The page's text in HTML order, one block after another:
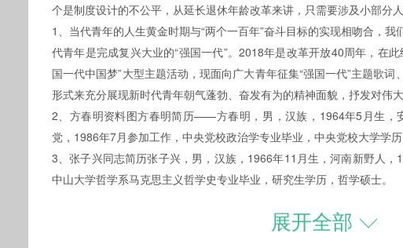
个是制度设计的不公平，从延长退休年龄改革来讲，只需要涉及小部分人
1、当代青年的人生黄金时期与“两个一百年”奋斗目标的实现相吻合，我
代青年是完成复兴大业的“强国一代”。2018年是改革开放40周年，在此
国一代中国梦”大型主题活动，现面向广大青年征集“强国一代”主题歌词、
形式来充分展现新时代青年朝气蓬勃、奋发有为的精神面貌，抒发对伟
2、方春明资料图方春明简历——方春明，男，汉族，1964年5月生
党，1986年7月参加工作，中央党校政治学专业毕业，中央党校大学学历
3、张子兴同志简历张子兴，男，汉族，1966年11月生，河南新野人
中山大学哲学系马克思主义哲学史专业毕业，研究生学历，哲学硕士。
展开全部